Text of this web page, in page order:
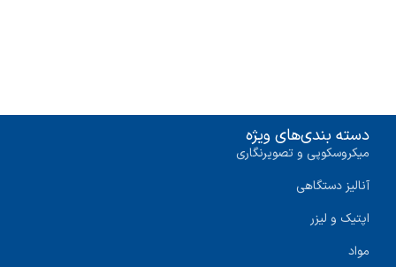
دسته بندی‌های ویژه
میکروسکوپی و تصویرنگاری
آنالیز دستگاهی
اپتیک و لیزر
مواد